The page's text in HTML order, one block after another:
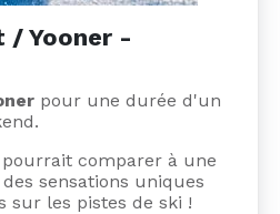
/ Yooner -
pour une durée d'un
comparer à une
sensations uniques
sur les pistes de ski !